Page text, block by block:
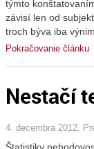
týmto
závisí len od
troch býva iba
Pokračovanie článku
Nestačí
4. decembra 2012,